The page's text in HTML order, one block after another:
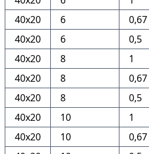
40х20
6 0,67
40х20
6 0,5
40х20
8 1
40х20
8 0,67
40х20
8 0,5
40х20
10 1
40х20
10 0,67